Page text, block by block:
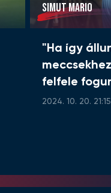
SIMUT MARIO
"Ha így
felfele
2024. 10. 20. 21:15